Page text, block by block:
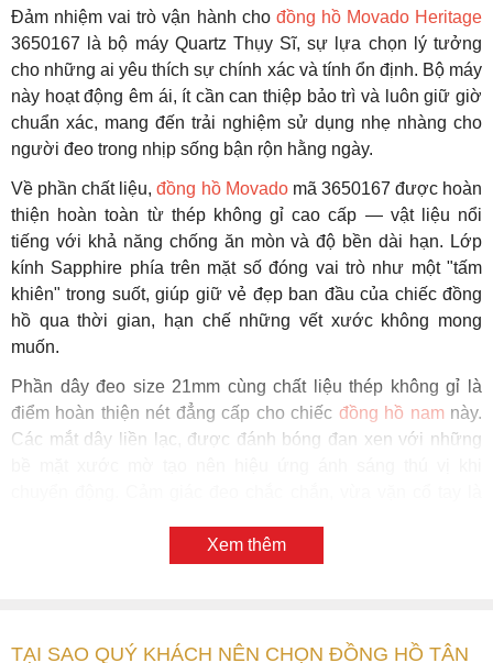
Đảm nhiệm vai trò vận hành cho đồng hồ Movado Heritage
3650167 là bộ máy Quartz Thụy Sĩ, sự lựa chọn lý tưởng
cho những ai yêu thích sự chính xác và tính ổn định. Bộ máy
này hoạt động êm ái, ít cần can thiệp bảo trì và luôn giữ giờ
chuẩn xác, mang đến trải nghiệm sử dụng nhẹ nhàng cho
người đeo trong nhịp sống bận rộn hằng ngày.
Về phần chất liệu,đồng hồ Movadomã 3650167 được hoàn
thiện hoàn toàn từ thép không gỉ cao cấp — vật liệu nổi
tiếng với khả năng chống ăn mòn và độ bền dài hạn. Lớp
kính Sapphire phía trên mặt số đóng vai trò như một "tấm
khiên" trong suốt, giúp giữ vẻ đẹp ban đầu của chiếc đồng
hồ qua thời gian, hạn chế những vết xước không mong
muốn.
Phần dây đeo size 21mm cùng chất liệu thép không gỉ là
điểm hoàn thiện nét đẳng cấp cho chiếc đồng hồ namnày.
Các mắt dây liền lạc, được đánh bóng đan xen với những
Xem thêm
TẠI SAO QUÝ KHÁCH NÊN CHỌN ĐỒNG HỒ TÂN